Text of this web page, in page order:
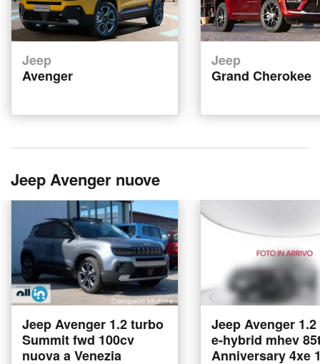
Jeep
Avenger
Jeep
Grand Cherokee
Jeep Avenger nuove
Jeep Avenger 1.2 turbo
Summit fwd 100cv
nuova a Venezia
Jeep Avenger
e-hybrid mhev
Anniversary 4xe